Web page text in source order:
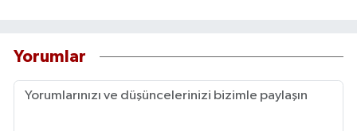
Yorumlar